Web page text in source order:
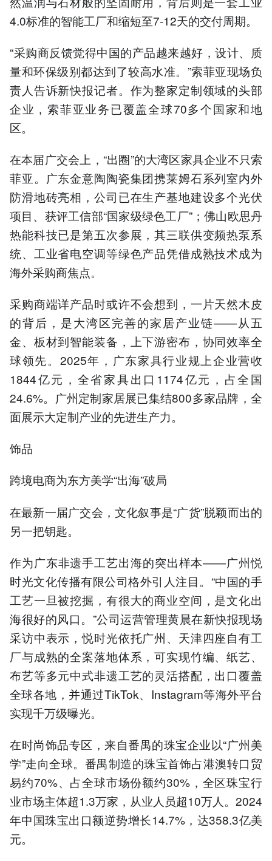
4.0标准的智能工厂和缩短至7-12天的交付周期。
“采购商反馈觉得中国的产品越来越好，设计、质
量和环保级别都达到了较高水准。”索菲亚现场负
责人告诉新快报记者。作为整家定制领域的头部
企业，索菲亚业务已覆盖全球70多个国家和地
区。
在本届广交会上，“出圈”的大湾区家具企业不只索
菲亚。广东金意陶陶瓷集团携莱姆石系列室内外
防滑地砖亮相，公司已在生产基地建设多个光伏
项目、获评工信部“国家级绿色工厂”；佛山欧思丹
热能科技已是第五次参展，其三联供变频热泵系
统、工业省电空调等绿色产品凭借成熟技术成为
海外采购商焦点。
采购商端详产品时或许不会想到，一片天然木皮
的背后，是大湾区完善的家居产业链——从五
金、板材到智能装备，上下游密布，协同效率全
球领先。2025年，广东家具行业规上企业营收
1844亿元，全省家具出口1174亿元，占全国
24.6%。广州定制家居展已集结800多家品牌，全
面展示大定制产业的先进生产力。
饰品
跨境电商为东方美学“出海”破局
在最新一届广交会，文化叙事是“广货”脱颖而出的
另一把钥匙。
作为广东非遗手工艺出海的突出样本——广州悦
时光文化传播有限公司格外引人注目。“中国的手
工艺一旦被挖掘，有很大的商业空间，是文化出
海很好的风口。”公司运营管理黄晨在新快报现场
采访中表示，悦时光依托广州、天津四座自有工
厂与成熟的全案落地体系，可实现竹编、纸艺、
布艺等多元中式非遗工艺的灵活搭配，出口覆盖
全球各地，并通过TikTok、Instagram等海外平台
实现千万级曝光。
在时尚饰品专区，来自番禺的珠宝企业以“广州美
学”走向全球。番禺制造的珠宝首饰占港澳转口贸
易约70%、占全球市场份额约30%，全区珠宝行
业市场主体超1.3万家，从业人员超10万人。2024
年中国珠宝出口额逆势增长14.7%，达358.3亿美
元。